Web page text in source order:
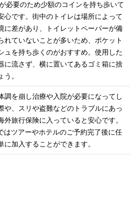
必要のため少額のコインを持ち歩いて
心です。街中のトイレは場所によって
に差があり、トイレットペーパーが備
れていないことが多いため、ポケット
ュを持ち歩くのがおすすめ。使用した
に流さず、横に置いてあるゴミ箱に捨
う。
調を崩し治療や入院が必要になってし
や、スリや盗難などのトラブルにあっ
外旅行保険に入っていると安心です。
はツアーやホテルのご予約完了後に任
に加入することができます。